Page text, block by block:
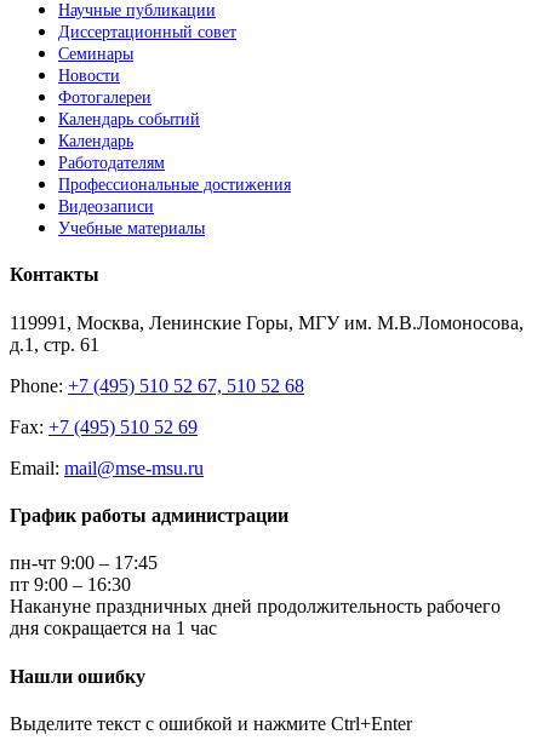
Научные публикации
Диссертационный совет
Семинары
Новости
Фотогалереи
Календарь событий
Календарь
Работодателям
Профессиональные достижения
Видеозаписи
Учебные материалы
Контакты
119991, Москва, Ленинские Горы, МГУ им. М.В.Ломоносова,
д.1, стр. 61
Phone: +7 (495) 510 52 67, 510 52 68
Fax: +7 (495) 510 52 69
Email: mail@mse-msu.ru
График работы администрации
пн-чт 9:00 – 17:45
пт 9:00 – 16:30
Накануне праздничных дней продолжительность рабочего
дня сокращается на 1 час
Нашли ошибку
Выделите текст с ошибкой и нажмите Ctrl+Enter